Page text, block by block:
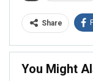
Share
You Might